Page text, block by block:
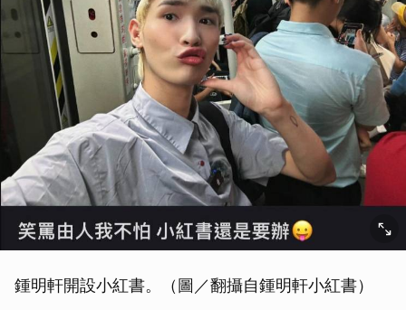
鍾明軒開設小紅書。（圖／翻攝自鍾明軒小紅書）